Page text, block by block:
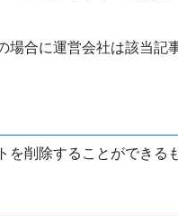
合に運営会社は該当記
削除することができる